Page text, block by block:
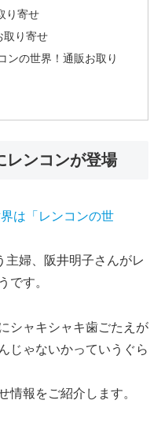
り寄せ
取り寄せ
ンの世界！通販お取り
レンコンが登場
は「レンコンの世
婦、阪井明子さんがレ
です。
シャキシャキ歯ごたえが
じゃないかっていうぐら
情報をご紹介します。